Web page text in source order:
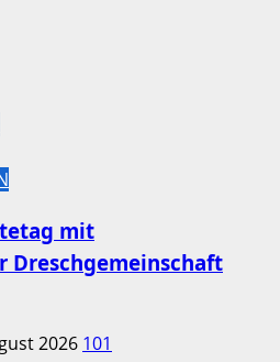
mit
Dreschgemeinschaft
2026 101